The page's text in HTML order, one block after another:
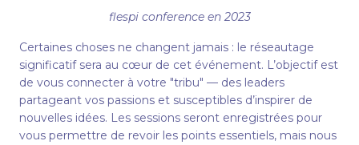
flespi conference en 2023
Certaines choses ne changent jamais : le réseautage
significatif sera au cœur de cet événement. L’objectif est
de vous connecter à votre "tribu" — des leaders
partageant vos passions et susceptibles d’inspirer de
nouvelles idées. Les sessions seront enregistrées pour
vous permettre de revoir les points essentiels, mais nous